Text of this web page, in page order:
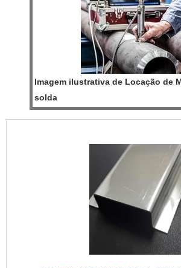
Imagem ilustrativa de Locação de
solda